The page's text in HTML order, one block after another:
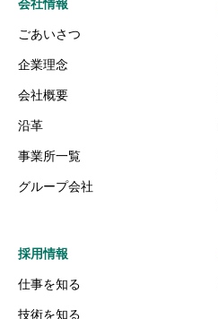
会社情報
ごあいさつ
企業理念
会社概要
沿革
事業所一覧
グループ会社
採用情報
仕事を知る
技術を知る